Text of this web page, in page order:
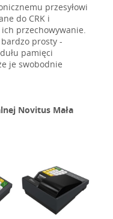
przesyłowi
do CRK i
przechowywanie.
prosty -
pamięci
je swobodnie
Novitus Mała